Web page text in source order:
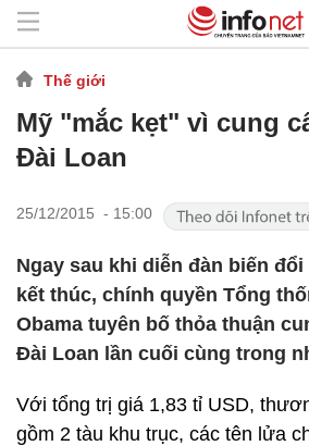
Thế giới
Mỹ "mắc kẹt" vì cung
Đài Loan
25/12/2015 - 15:00
Ngay sau khi diễn đàn biến đổi
kết thúc, chính quyền Tổng
Obama tuyên bố thỏa thuận
Đài Loan lần cuối cùng trong
Với tổng trị giá 1,83 tỉ USD,
gồm 2 tàu khu trục, các tên lửa